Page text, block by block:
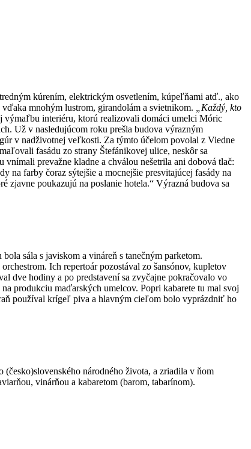
kúrením, elektrickým osvetlením, kúpeľňami atď., ako
vďaka mnohým lustrom, girandolám a svietnikom. „Každý, kto
výmaľbu interiéru, ktorú realizovali domáci umelci Móric
Už v nasledujúcom roku prešla budova výrazným
v nadživotnej veľkosti. Za týmto účelom povolal z Viedne
fasádu zo strany Štefánikovej ulice, neskôr sa
prevažne kladne a chválou nešetrila ani dobová tlač:
na farby čoraz sýtejšie a mocnejšie presvitajúcej fasády na
zjavne poukazujú na poslanie hotela.“ Výrazná budova sa
sála s javiskom a vináreň s tanečným parketom.
Ich repertoár pozostával zo šansónov, kupletov
dve hodiny a po predstavení sa zvyčajne pokračovalo vo
produkciu maďarských umelcov. Popri kabarete tu mal svoj
používal krígeľ piva a hlavným cieľom bolo vyprázdniť ho
národného života, a zriadila v ňom
vinárňou a kabaretom (barom, tabarínom).